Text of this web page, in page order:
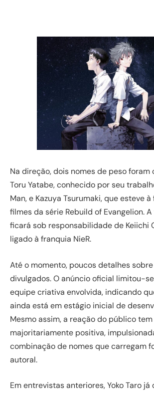
Na direção, dois nomes de peso foram
Toru Yatabe, conhecido por seu
Man, e Kazuya Tsurumaki, que esteve
filmes da série Rebuild of Evangelion.
ficará sob responsabilidade de Keiichi
ligado à franquia NieR.
Até o momento, poucos detalhes
divulgados. O anúncio oficial limitou-
equipe criativa envolvida, indicando
ainda está em estágio inicial de
Mesmo assim, a reação do público
majoritariamente positiva,
combinação de nomes que carregam
autoral.
Em entrevistas anteriores, Yoko Taro já